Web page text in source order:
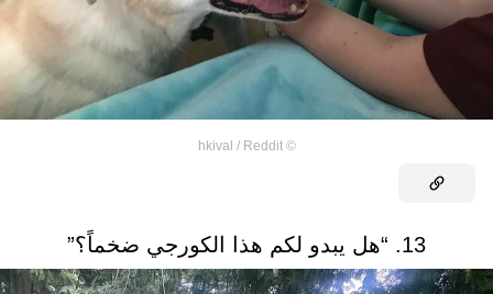
©
hkival / Reddit
13. “هل يبدو لكم هذا الكورجي ضخماً؟”